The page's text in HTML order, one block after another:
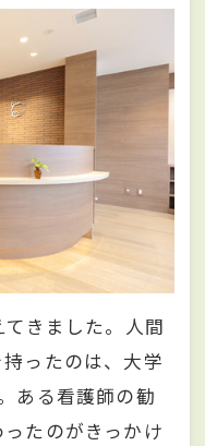
きました。人間
ったのは、大学
ある看護師の勧
たのがきっかけ